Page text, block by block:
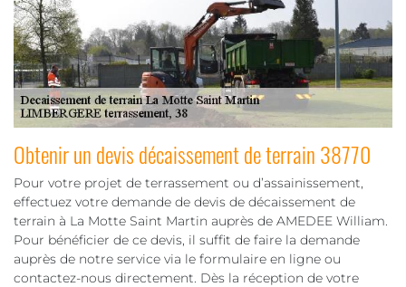
Obtenir un devis décaissement de terrain 38770
Pour votre projet de terrassement ou d’assainissement,
effectuez votre demande de devis de décaissement de
terrain à La Motte Saint Martin auprès de AMEDEE William.
Pour bénéficier de ce devis, il suffit de faire la demande
auprès de notre service via le formulaire en ligne ou
contactez-nous directement. Dès la réception de votre